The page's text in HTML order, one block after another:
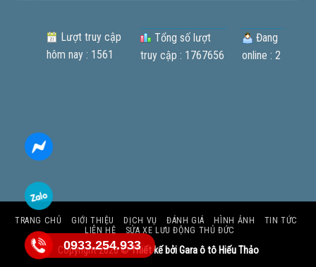
Lượt truy cập
hôm nay : 1561
Tổng số lượt
truy cập : 1767656
Đang
online : 2
TRANG CHỦ GIỚI THIỆU DỊCH VỤ ĐÁNH GIÁ HÌNH ẢNH
TIN TỨC
LIÊN HỆ
SỬA XE LƯU ĐỘNG THỦ ĐỨC
Copyright 2026 ©Thiết kế bởi Gara ô tô Hiếu Thảo
0933.254.933